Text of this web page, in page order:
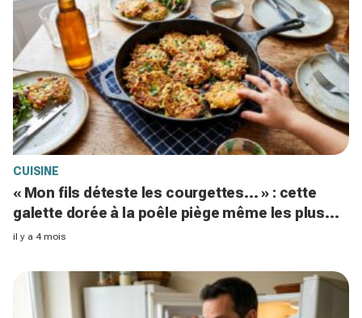
CUISINE
« Mon fils déteste les courgettes... » : cette
galette dorée à la poêle piège même les plus
difficiles à tester ce soir
il y a 4 mois